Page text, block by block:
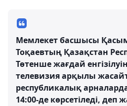
Мемлекет басшысы
Тоқаевтың Қазақстан
Төтенше жағдай
телевизия арқылы
республикалық
14:00-де көрсетіледі, деп